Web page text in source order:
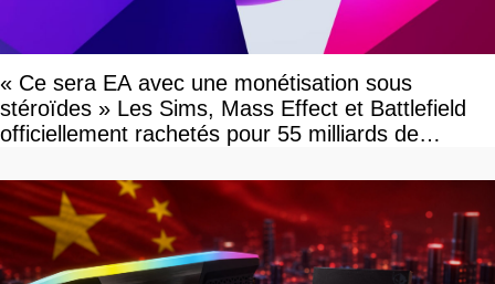
« Ce sera EA avec une monétisation sous
stéroïdes » Les Sims, Mass Effect et Battlefield
officiellement rachetés pour 55 milliards de